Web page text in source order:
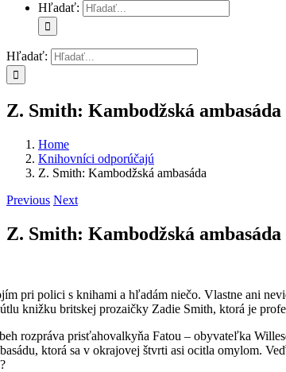
Hľadať:
Hľadať:
Z. Smith: Kambodžská ambasáda
Home
Knihovníci odporúčajú
Z. Smith: Kambodžská ambasáda
Previous Next
Z. Smith: Kambodžská ambasáda
pri polici s knihami a hľadám niečo. Vlastne ani
knižku britskej prozaičky Zadie Smith, ktorá je
rozpráva prisťahovalkyňa Fatou – obyvateľka
ktorá sa v okrajovej štvrti asi ocitla omylom.